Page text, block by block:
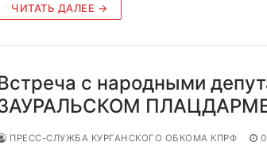
ЧИТАТЬ ДАЛЕЕ →
с народными
ПРЕСС-СЛУЖБА КУРГАНСКОГО ОБКОМА КПРФ